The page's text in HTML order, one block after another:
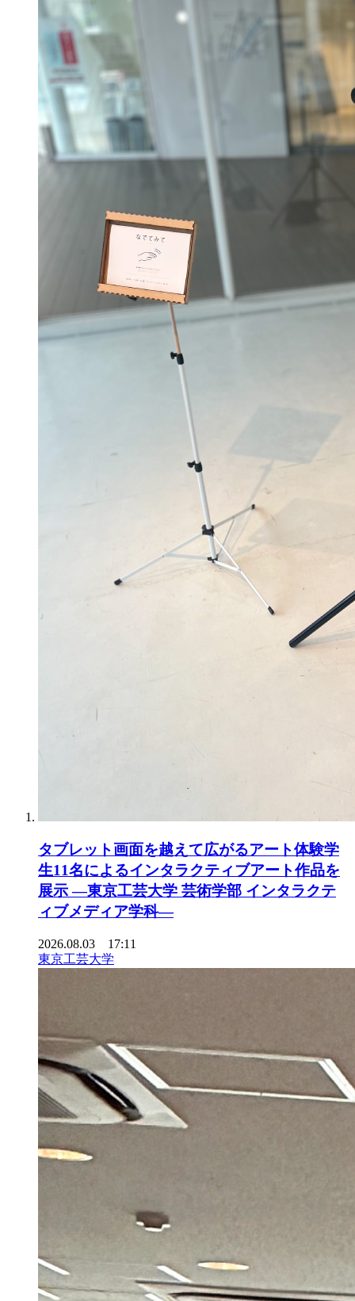
タブレット画面を越えて広がるアート体験学
生11名によるインタラクティブアート作品を
展示 ―東京工芸大学 芸術学部 インタラクテ
ィブメディア学科―
2026.08.03 17:11
東京工芸大学